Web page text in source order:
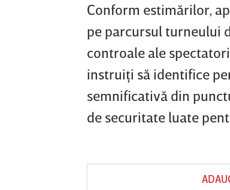
Conform estimărilor,
pe parcursul turneului
controale ale
instruiţi să identifice
semnificativă din
de securitate luate